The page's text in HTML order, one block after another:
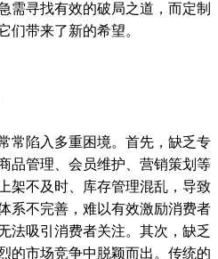
需寻找有效的破局之道，而定制
们带来了新的希望。
常陷入多重困境。首先，缺乏专
品管理、会员维护、营销策划等
架不及时、库存管理混乱，导致
系不完善，难以有效激励消费者
法吸引消费者关注。其次，缺乏
的市场竞争中脱颖而出。传统的